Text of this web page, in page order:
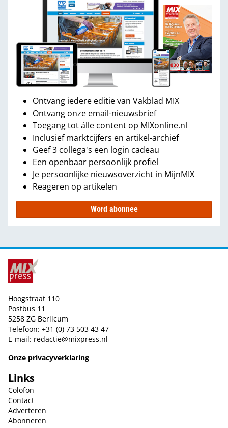
Ontvang iedere editie van Vakblad MIX
Ontvang onze email-nieuwsbrief
Toegang tot álle content op MIXonline.nl
Inclusief marktcijfers en artikel-archief
Geef 3 collega's een login cadeau
Een openbaar persoonlijk profiel
Je persoonlijke nieuwsoverzicht in MijnMIX
Reageren op artikelen
Word abonnee
Hoogstraat 110
Postbus 11
5258 ZG Berlicum
Telefoon: +31 (0) 73 503 43 47
E-mail: redactie@mixpress.nl
Onze privacyverklaring
Links
Colofon
Contact
Adverteren
Abonneren